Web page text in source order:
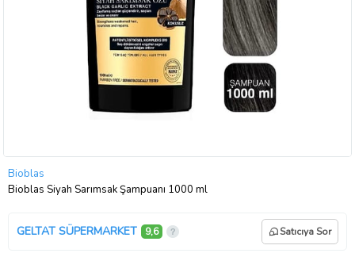
Bioblas
Bioblas Siyah Sarımsak Şampuanı 1000 ml
GELTAT SÜPERMARKET 9,6 Satıcıya Sor